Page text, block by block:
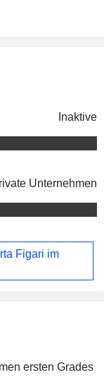
Inaktive
Unternehmen
Figari im
ersten Grades